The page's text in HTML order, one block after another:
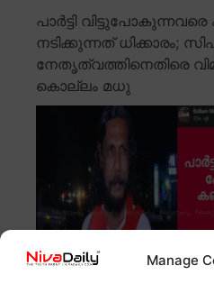
Manage
പാർട്ടി
നടിക്കുന്നത് ധിക്കാരം;
നേതൃത്വത്തിനെതിരെ
കൊല്ലം മധു